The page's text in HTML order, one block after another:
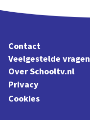
Contact
Veelgestelde vragen
Over Schooltv.nl
Privacy
Cookies